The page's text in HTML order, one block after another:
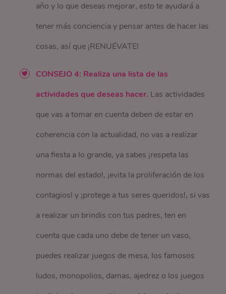
año y lo que deseas mejorar, esto te ayudará a
tener más conciencia y pensar antes de hacer las
cosas, así que ¡RENUÉVATE!
CONSEJO 4: Realiza una lista de las
actividades que deseas hacer. Las actividades
que vas a tomar en cuenta deben de estar en
coherencia con la actualidad, no vas a realizar
una fiesta a lo grande, ya sabes ¡respeta las
normas del estado!, ¡evita la proliferación de los
contagios! y ¡protege a tus seres queridos!, si vas
a realizar un brindis con tus padres, ten en
cuenta que cada uno debe de tener un vaso,
puedes realizar juegos de mesa, los famosos
ludos, monopolios, damas, ajedrez o los juegos